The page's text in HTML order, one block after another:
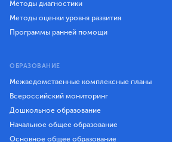
Методы диагностики
Методы оценки уровня развития
Программы ранней помощи
ОБРАЗОВАНИЕ
Межведомственные комплексные планы
Всероссийский мониторинг
Дошкольное образование
Начальное общее образование
Основное общее образование